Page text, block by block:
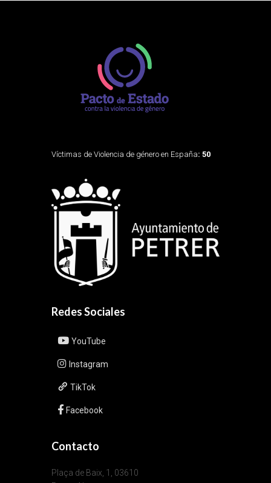
Víctimas de Violencia de género en España: 50
Redes Sociales
YouTube
Instagram
TikTok
Facebook
Contacto
Plaça de Baix, 1, 03610